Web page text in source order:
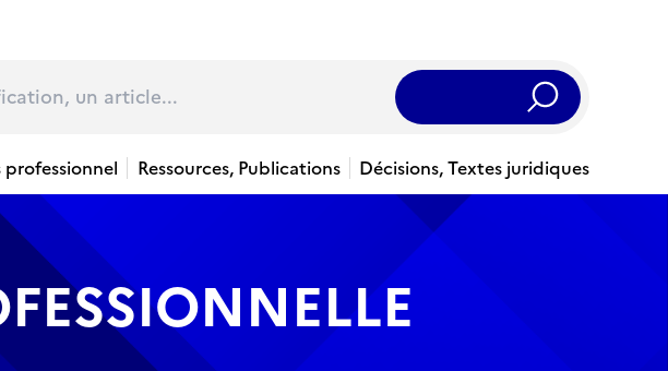
Rechercher
Ressources, Publications Décisions, Textes juridiques